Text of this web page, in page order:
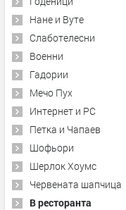
Нане и Вуте
Слаботелесни
Военни
Гадории
Мечо Пух
Интернет и PC
Петка и Чапаев
Шофьори
Шерлок Хоумс
Червената шапчица
В ресторанта